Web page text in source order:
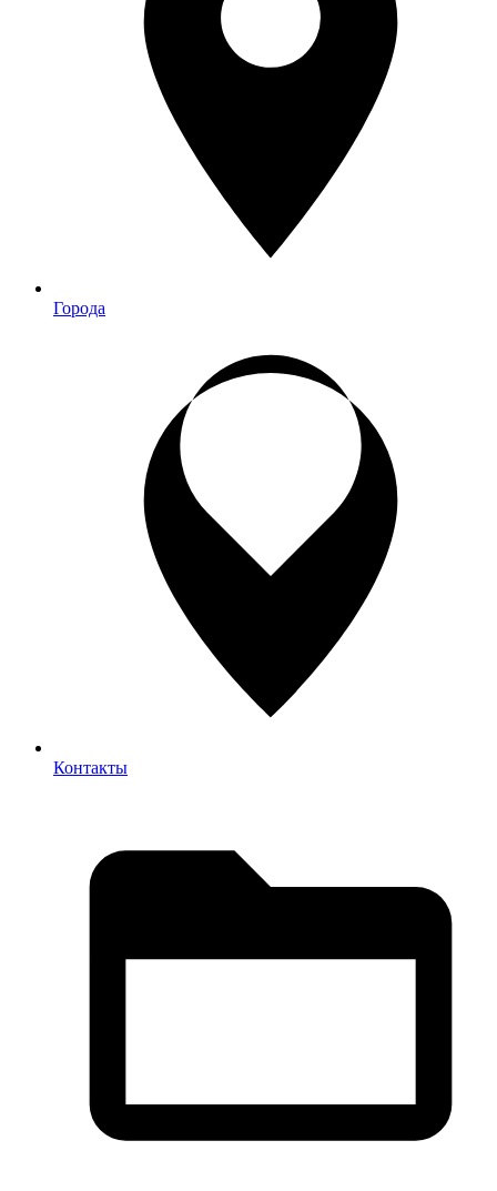
Города
Контакты